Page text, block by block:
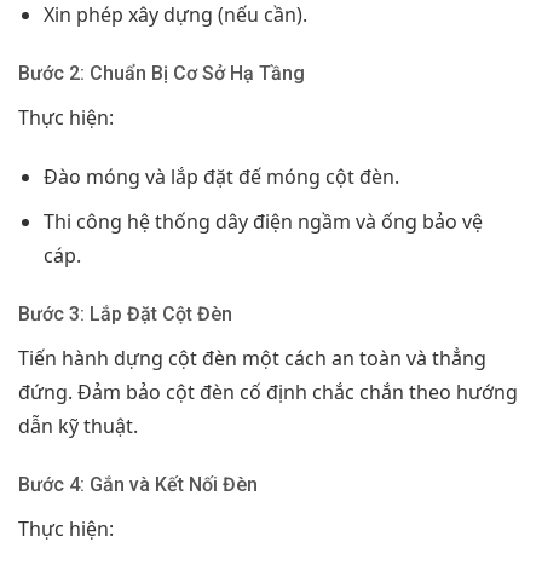
Xin phép xây dựng (nếu cần).
Bước 2: Chuẩn Bị Cơ Sở Hạ Tầng
Thực hiện:
Đào móng và lắp đặt đế móng cột đèn.
Thi công hệ thống dây điện ngầm và ống bảo vệ
cáp.
Bước 3: Lắp Đặt Cột Đèn
Tiến hành dựng cột đèn một cách an toàn và thẳng
đứng. Đảm bảo cột đèn cố định chắc chắn theo hướng
dẫn kỹ thuật.
Bước 4: Gắn và Kết Nối Đèn
Thực hiện: